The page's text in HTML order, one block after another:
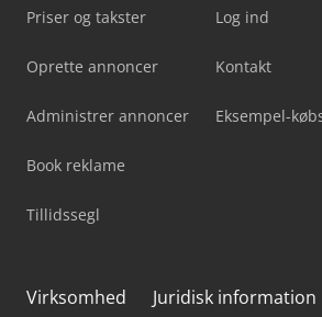
Priser og takster
Oprette annoncer
Administrer annoncer
Book reklame
Tillidssegl
Log ind
Kontakt
Eksempel-
Virksomhed Juridisk information